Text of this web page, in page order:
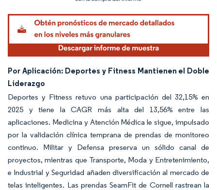
Por Aplicación: Deportes y Fitness Mantienen el Doble
Liderazgo
Deportes y Fitness retuvo una participación del 32,15% en
2025 y tiene la CAGR más alta del 13,56% entre las
aplicaciones. Medicina y Atención Médica le sigue, impulsado
por la validación clínica temprana de prendas de monitoreo
continuo. Militar y Defensa preserva un sólido canal de
proyectos, mientras que Transporte, Moda y Entretenimiento,
e Industrial y Seguridad añaden diversificación al mercado de
telas inteligentes. Las prendas SeamFit de Cornell rastrean la